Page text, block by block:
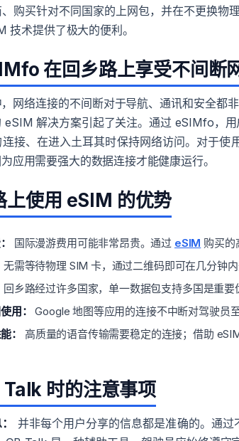
购买针对不同国家的上网包，并在不更换物
技术提供了极大的便利。
在回乡路上享受不间断
网络连接的不间断对于导航、通讯和安全都
eSIM 解决方案引起了关注。通过 eSIMfo，
接、在进入土耳其时保持网络访问。对于
应用需要强大的数据连接才能健康运行。
上使用 eSIM 的优势
国际漫游费用可能非常昂贵。通过 eSIM 购买的
无需等待物理 SIM 卡，通过二维码即可在几分钟内
回乡路经过许多国家，单一数据包支持多国是重要
用：
Google 地图等应用的连接不中断对驾驶员至
：
高质量的语音传输需要稳定的连接；借助
Talk 时的注意事项
并非每个用户分享的信息都是准确的。通